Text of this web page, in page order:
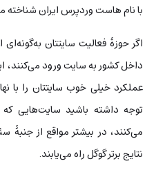
با نام هاست وردپرس ایران شناخته
اگر حوزۀ فعالیت سایتتان به‌گونه‌ای
داخل کشور به سایت ورود می‌کنند،
عملکرد خیلی خوب سایتتان را با
توجه داشته باشید سایت‌هایی
می‌کنند، در بیشتر مواقع از جنبۀ
نتایج برتر گوگل راه می‌یابند.